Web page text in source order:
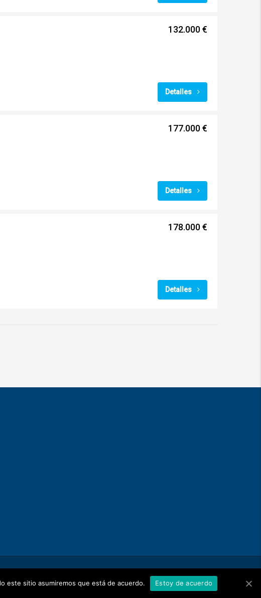
132.000 €
Detalles
177.000 €
Detalles
178.000 €
Detalles
este sitio asumiremos que está de acuerdo. Estoy de acuerdo